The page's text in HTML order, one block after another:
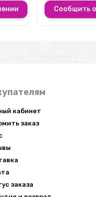
Сообщить
кабинет
заказ
заказа